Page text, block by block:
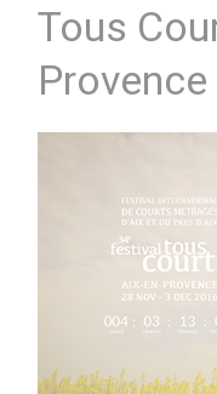
Tous
Provence